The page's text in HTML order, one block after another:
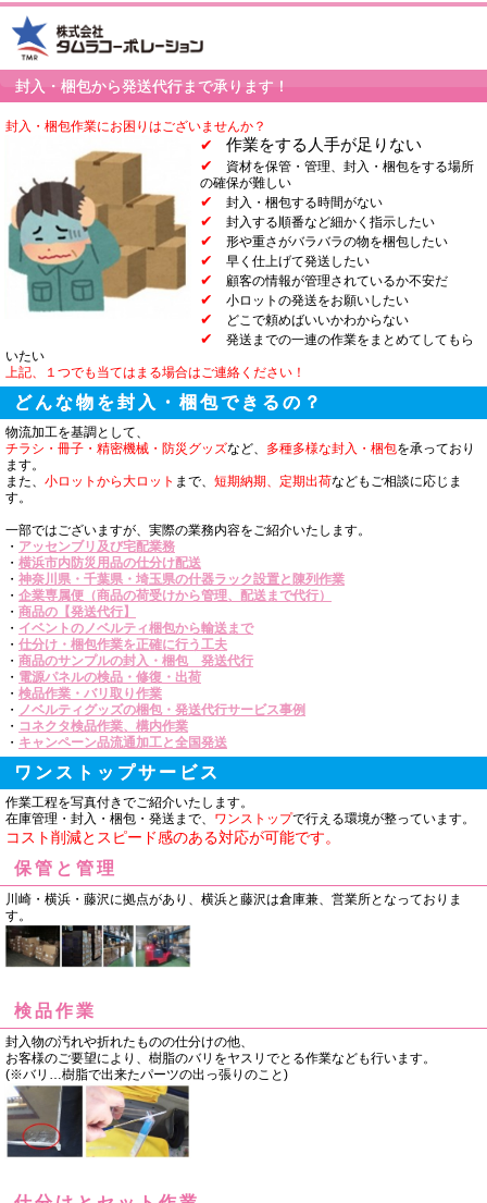
封入・梱包から発送代行まで承ります！
封入・梱包作業にお困りはございませんか？
✔
作業をする人手が足りない
✔
資材を保管・管理、封入・梱包をする場所
の確保が難しい
✔ 封入・梱包する時間がない
✔ 封入する順番など細かく指示したい
✔ 形や重さがバラバラの物を梱包したい
✔ 早く仕上げて発送したい
✔ 顧客の情報が管理されているか不安だ
✔ 小ロットの発送をお願いしたい
✔ どこで頼めばいいかわからない
✔
発送までの一連の作業をまとめてしてもら
いたい
上記、１つでも当てはまる場合はご連絡ください！
どんな物を封入・梱包できるの？
物流加工を基調として、
チラシ・冊子・精密機械・防災グッズなど、 多種多様な封入・梱包を承っており
ます。
また、 小ロットから大ロット まで、 短期納期、定期出荷などもご相談に応じま
す。
一部ではございますが、実際の業務内容をご紹介いたします。
・ アッセンブリ及び宅配業務
・ 横浜市内防災用品の仕分け配送
・ 神奈川県・千葉県・埼玉県の什器ラック設置と陳列作業
・ 企業専属便（商品の荷受けから管理、配送まで代行）
・ 商品の【発送代行】
・ イベントのノベルティ梱包から輸送まで
・ 仕分け・梱包作業を正確に行う工夫
・ 商品のサンプルの封入・梱包 発送代行
・ 電源パネルの検品・修復・出荷
・ 検品作業・バリ取り作業
・ ノベルティグッズの梱包・発送代行サービス事例
・ コネクタ検品作業、構内作業
・ キャンペーン品流通加工と全国発送
ワンストップサービス
作業工程を写真付きでご紹介いたします。
在庫管理・封入・梱包・発送まで、 ワンストップで行える環境が整っています。
コスト削減とスピード感のある対応が可能です。
保管と管理
川崎・横浜・藤沢に拠点があり、横浜と藤沢は倉庫兼、営業所となっておりま
す。
検品作業
封入物の汚れや折れたものの仕分けの他、
お客様のご要望により、 樹脂のバリをヤスリでとる作業なども行います。
(※バリ…樹脂で出来たパーツの出っ張りのこと)